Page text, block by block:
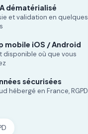
dématérialisé
et validation en quelques
mobile iOS / Android
disponible où que vous
sécurisées
hébergé en France, RGPD